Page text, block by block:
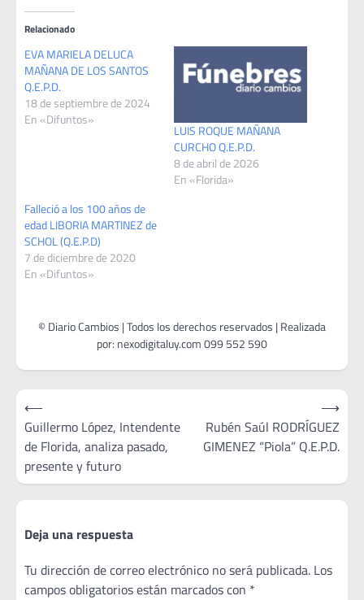
Relacionado
EVA MARIELA DELUCA
MAÑANA DE LOS SANTOS
Q.E.P.D.
18 de septiembre de 2024
En «Difuntos»
LUIS ROQUE MAÑANA
CURCHO Q.E.P.D.
8 de abril de 2026
En «Florida»
Falleció a los 100 años de
edad LIBORIA MARTINEZ de
SCHOL (Q.E.P.D)
7 de diciembre de 2020
En «Difuntos»
Navegación
de
entradas
⟵
Guillermo López, Intendente
de Florida, analiza pasado,
presente y futuro
Rubén Saúl RODRÍGUEZ
GIMENEZ “Piola” Q.E.P.D.
⟶
Deja una respuesta
Tu dirección de correo electrónico no será publicada. Los
campos obligatorios están marcados con *